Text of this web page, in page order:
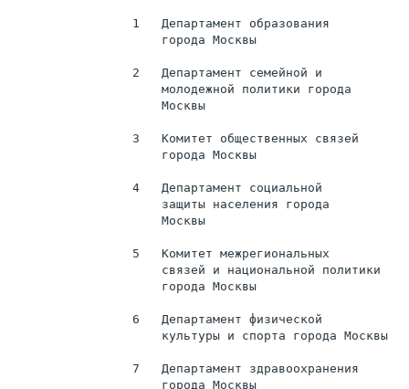
1   Департамент образования
                     города Москвы
2   Департамент семейной и
                     молодежной политики города
                     Москвы
3   Комитет общественных связей
                     города Москвы
4   Департамент социальной
                     защиты населения города
                     Москвы
5   Комитет межрегиональных
                     связей и национальной политики
                     города Москвы
6   Департамент физической
                     культуры и спорта города Москвы
7   Департамент здравоохранения
                     города Москвы